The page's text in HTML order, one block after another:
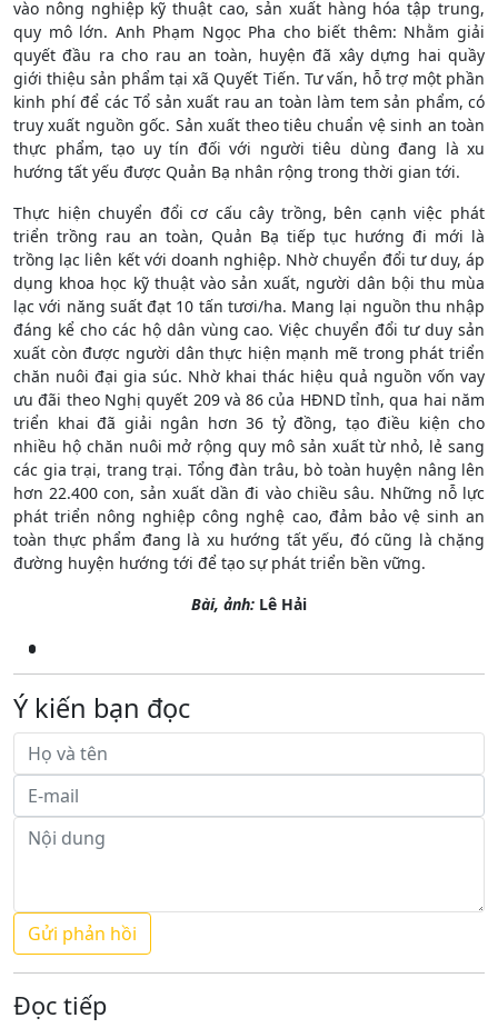
vào nông nghiệp kỹ thuật cao, sản xuất hàng hóa tập trung,
quy mô lớn. Anh Phạm Ngọc Pha cho biết thêm: Nhằm giải
quyết đầu ra cho rau an toàn, huyện đã xây dựng hai quầy
giới thiệu sản phẩm tại xã Quyết Tiến. Tư vấn, hỗ trợ một phần
kinh phí để các Tổ sản xuất rau an toàn làm tem sản phẩm, có
truy xuất nguồn gốc. Sản xuất theo tiêu chuẩn vệ sinh an toàn
thực phẩm, tạo uy tín đối với người tiêu dùng đang là xu
hướng tất yếu được Quản Bạ nhân rộng trong thời gian tới.
Thực hiện chuyển đổi cơ cấu cây trồng, bên cạnh việc phát
triển trồng rau an toàn, Quản Bạ tiếp tục hướng đi mới là
trồng lạc liên kết với doanh nghiệp. Nhờ chuyển đổi tư duy, áp
dụng khoa học kỹ thuật vào sản xuất, người dân bội thu mùa
lạc với năng suất đạt 10 tấn tươi/ha. Mang lại nguồn thu nhập
đáng kể cho các hộ dân vùng cao. Việc chuyển đổi tư duy sản
xuất còn được người dân thực hiện mạnh mẽ trong phát triển
chăn nuôi đại gia súc. Nhờ khai thác hiệu quả nguồn vốn vay
ưu đãi theo Nghị quyết 209 và 86 của HĐND tỉnh, qua hai năm
triển khai đã giải ngân hơn 36 tỷ đồng, tạo điều kiện cho
nhiều hộ chăn nuôi mở rộng quy mô sản xuất từ nhỏ, lẻ sang
các gia trại, trang trại. Tổng đàn trâu, bò toàn huyện nâng lên
hơn 22.400 con, sản xuất dần đi vào chiều sâu. Những nỗ lực
phát triển nông nghiệp công nghệ cao, đảm bảo vệ sinh an
toàn thực phẩm đang là xu hướng tất yếu, đó cũng là chặng
đường huyện hướng tới để tạo sự phát triển bền vững.
Bài, ảnh: Lê Hải
Ý kiến bạn đọc
Đọc tiếp